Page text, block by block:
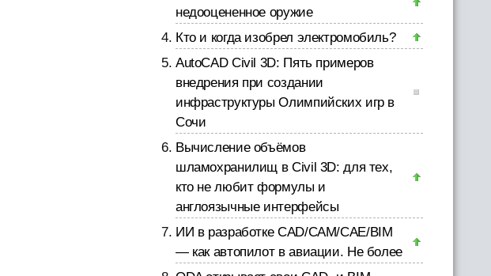
недооцененное оружие
Кто и когда изобрел электромобиль?
AutoCAD Civil 3D: Пять примеров
внедрения при создании
инфраструктуры Олимпийских игр в
Сочи
Вычисление объёмов
шламохранилищ в Civil 3D: для тех,
кто не любит формулы и
англоязычные интерфейсы
ИИ в разработке CAD/CAM/CAE/BIM
— как автопилот в авиации. Не более